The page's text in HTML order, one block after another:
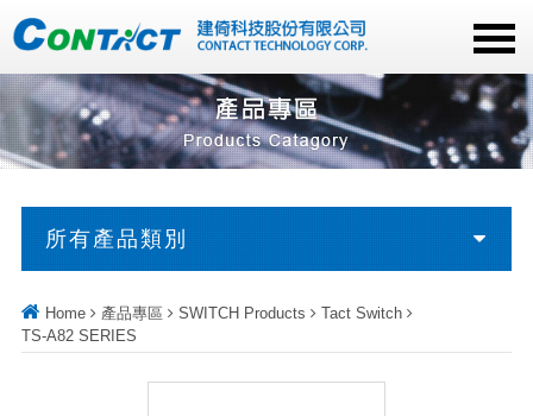
所有產品類別
Home 產品專區 SWITCH Products
Tact Switch
TS-A82 SERIES